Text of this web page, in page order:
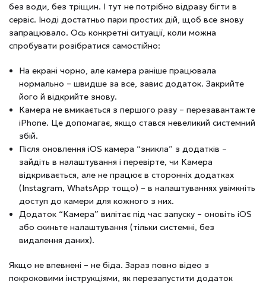
без води, без тріщин. І тут не потрібно відразу бігти в
сервіс. Іноді достатньо пари простих дій, щоб все знову
запрацювало. Ось конкретні ситуації, коли можна
спробувати розібратися самостійно:
На екрані чорно, але камера раніше працювала
нормально – швидше за все, завис додаток. Закрийте
його й відкрийте знову.
Камера не вмикається з першого разу – перезавантажте
iPhone. Це допомагає, якщо стався невеликий системний
збій.
Після оновлення iOS камера “зникла” з додатків –
зайдіть в налаштування і перевірте, чи Камера
відкривається, але не працює в сторонніх додатках
(Instagram, WhatsApp тощо) – в налаштуваннях увімкніть
доступ до камери для кожного з них.
Додаток “Камера” вилітає під час запуску – оновіть iOS
або скиньте налаштування (тільки системні, без
видалення даних).
Якщо не впевнені – не біда. Зараз повно відео з
покроковими інструкціями, як перезапустити додаток